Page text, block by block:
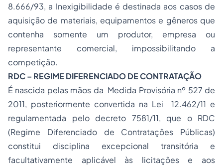
8.666/93, a Inexigibilidade é destinada aos casos de
aquisição de materiais, equipamentos e gêneros que
contenha somente um produtor, empresa ou
representante comercial, impossibilitando a
competição.
RDC – REGIME DIFERENCIADO DE CONTRATAÇÃO
É nascida pelas mãos da Medida Provisória nº 527 de
2011, posteriormente convertida na Lei 12.462/11 e
regulamentada pelo decreto 7581/11, que o RDC
(Regime Diferenciado de Contratações Públicas)
constitui disciplina excepcional transitória e
facultativamente aplicável às licitações e aos